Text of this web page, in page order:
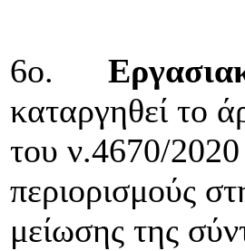
6ο.
καταργηθεί το
του ν.4670/2020
περιορισμούς
μείωσης της